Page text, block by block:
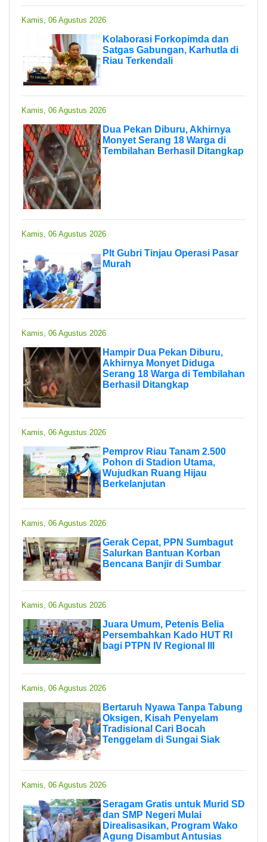
Kamis, 06 Agustus 2026
Kolaborasi Forkopimda dan
Satgas Gabungan, Karhutla di
Riau Terkendali
Kamis, 06 Agustus 2026
Dua Pekan Diburu, Akhirnya
Monyet Serang 18 Warga di
Tembilahan Berhasil Ditangkap
Kamis, 06 Agustus 2026
Plt Gubri Tinjau Operasi Pasar
Murah
Kamis, 06 Agustus 2026
Hampir Dua Pekan Diburu,
Akhirnya Monyet Diduga
Serang 18 Warga di Tembilahan
Berhasil Ditangkap
Kamis, 06 Agustus 2026
Pemprov Riau Tanam 2.500
Pohon di Stadion Utama,
Wujudkan Ruang Hijau
Berkelanjutan
Kamis, 06 Agustus 2026
Gerak Cepat, PPN Sumbagut
Salurkan Bantuan Korban
Bencana Banjir di Sumbar
Kamis, 06 Agustus 2026
Juara Umum, Petenis Belia
Persembahkan Kado HUT RI
bagi PTPN IV Regional III
Kamis, 06 Agustus 2026
Bertaruh Nyawa Tanpa Tabung
Oksigen, Kisah Penyelam
Tradisional Cari Bocah
Tenggelam di Sungai Siak
Kamis, 06 Agustus 2026
Seragam Gratis untuk Murid SD
dan SMP Negeri Mulai
Direalisasikan, Program Wako
Agung Disambut Antusias